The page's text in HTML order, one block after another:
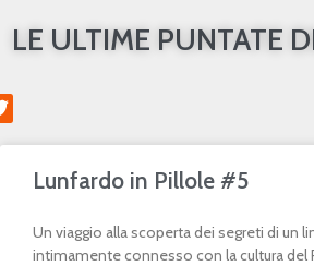
LE ULTIME PUNTATE
Lunfardo in Pillole #5
Un viaggio alla scoperta dei segreti di un
intimamente connesso con la cultura del